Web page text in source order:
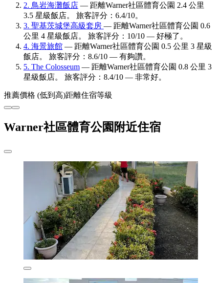
2. 鳥岩海灘飯店 — 距離Warner社區體育公園 2.4 公里
3.5 星級飯店。 旅客評分：6.4/10。
3. 聖基茨城堡高級套房 — 距離Warner社區體育公園 0.6
公里 4 星級飯店。 旅客評分：10/10 — 好極了。
4. 海景旅館 — 距離Warner社區體育公園 0.5 公里 3 星級
飯店。 旅客評分：8.6/10 — 有夠讚。
5. The Colosseum — 距離Warner社區體育公園 0.8 公里 3
星級飯店。 旅客評分：8.4/10 — 非常好。
推薦價格 (低到高)距離住宿等級
Warner社區體育公園附近住宿